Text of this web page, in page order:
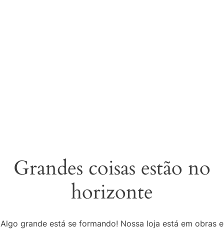
Grandes coisas estão no
horizonte
Algo grande está se formando! Nossa loja está em obras e